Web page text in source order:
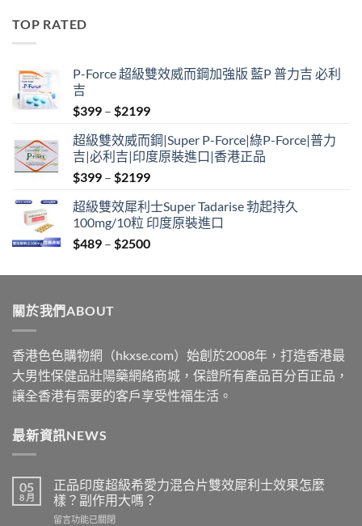
TOP RATED
P-Force 超級雙效威而鋼加強版 藍P 普力吉 必利
吉
$399 – $2199Price
$399
through
$2199
超級雙效威而鋼|Super P-Force|綠P-Force|普力
吉|必利吉|印度原裝進口|香港正品
$399 – $2199Price
$399
through
$2199
超級雙效犀利士Super Tadarise 勃起持久
100mg/10粒 印度原裝進口
$489 – $2500Price
$489
關於我們ABOUT
香港色色購物網（hkxse.com）始創於2008年，打造香港最
大男性保健品壯陽藥網絡商城，保證所有產品百分百正品，
讓全香港有需要的客戶享受性福生活。
最新資訊NEWS
05
8 月
正品印度超級希愛力混合片雙效犀利士效果怎麼
樣？副作用大嗎？
在
留言功能已關閉